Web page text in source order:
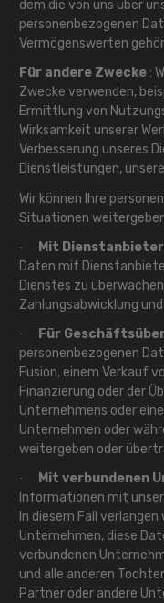
dem die von uns über
personenbezogenen
Vermögenswerten
Für andere Zwecke :
Zwecke verwenden,
Ermittlung von
Wirksamkeit unserer
Verbesserung unseres
Dienstleistungen,
Wir können Ihre
Situationen
· Mit
Daten mit
Dienstes zu
Zahlungsabwicklung
· Für
personenbezogenen
Fusion, einem Verkauf
Finanzierung oder der
Unternehmens oder
Unternehmen oder
weitergeben oder
· Mit verbundenen
Informationen mit
In diesem Fall
Unternehmen, diese
verbundenen
und alle anderen
Partner oder andere